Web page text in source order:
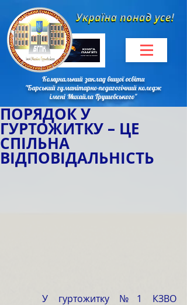
Комунальний заклад вищої освіти
"Барський гуманітарно-педагогічний коледж
імені Михайла Грушевського"
ПОРЯДОК У
ГУРТОЖИТКУ – ЦЕ
СПІЛЬНА
ВІДПОВІДАЛЬНІСТЬ